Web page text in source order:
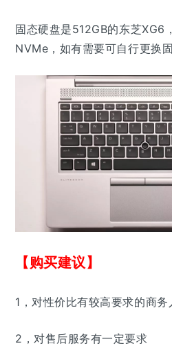
固态硬盘是512GB的东芝
NVMe，如有需要可自行更换固
【购买建议】
1，对性价比有较高要求的商务
2，对售后服务有一定要求